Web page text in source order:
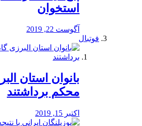
استخوان
آگوست 22, 2019
فوتبال
بانوان استان
محكم برداشتند
اکتبر 15, 2019